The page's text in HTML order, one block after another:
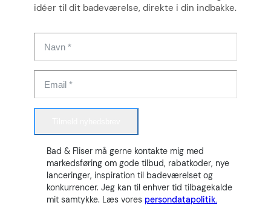
idéer til dit badeværelse, direkte i din indbakke.
Bad & Fliser må gerne kontakte mig med
markedsføring om gode tilbud, rabatkoder, nye
lanceringer, inspiration til badeværelset og
konkurrencer. Jeg kan til enhver tid tilbagekalde
mit samtykke. Læs vores persondatapolitik.